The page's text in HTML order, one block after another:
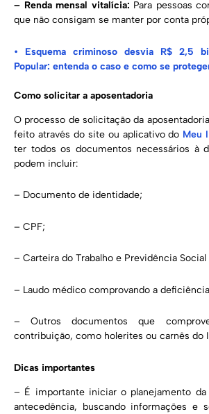
– Renda mensal vitalícia: Para pessoas
que não consigam se manter por conta
• Esquema criminoso desvia R$ 2,5
Popular: entenda o caso e como se
Como solicitar a aposentadoria
O processo de solicitação da
feito através do site ou aplicativo do Meu
ter todos os documentos necessários à
podem incluir:
– Documento de identidade;
– CPF;
– Carteira do Trabalho e Previdência
– Laudo médico comprovando a
– Outros documentos que
contribuição, como holerites ou carnês do
Dicas importantes
– É importante iniciar o planejamento da
antecedência, buscando informações e